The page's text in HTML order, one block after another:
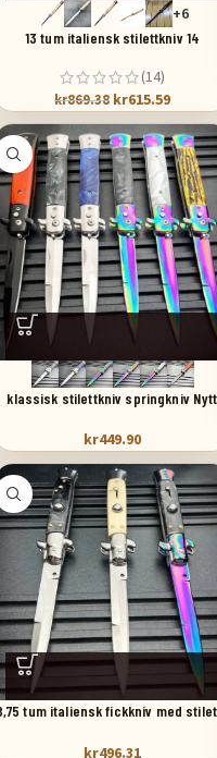
+6
13 tum italiensk stilettkniv 14
(14)
kr869.38 kr615.59
klassisk stilettkniv springkniv Nytt
kr449.90
tum italiensk fickkniv med
kr496.31